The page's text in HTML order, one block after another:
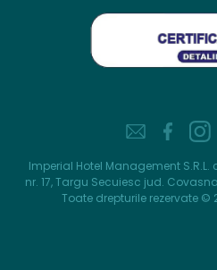
Imperial Hotel Management
nr. 17, Targu Secuiesc jud.
Toate drepturile rezervate ©